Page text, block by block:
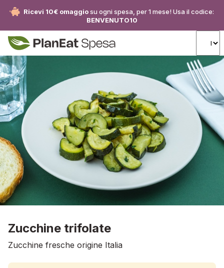
Ricevi 10€ omaggiosu ogni spesa, per 1 mese! Usa il codice:
BENVENUTO10
Zucchine trifolate
Zucchine fresche origine Italia